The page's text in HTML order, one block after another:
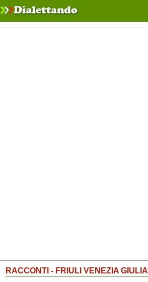
RACCONTI - FRIULI VENEZIA GIULIA